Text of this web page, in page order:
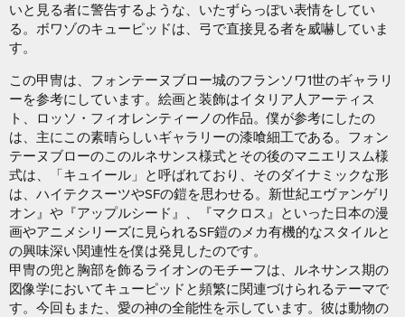
いと見る者に警告するような、いたずらっぽい表情をしてい
る。ボワゾのキューピッドは、弓で直接見る者を威嚇していま
す。
この甲冑は、フォンテーヌブロー城のフランソワ1世のギャラリ
ーを参考にしています。絵画と装飾はイタリア人アーティス
ト、ロッソ・フィオレンティーノの作品。僕が参考にしたの
は、主にこの素晴らしいギャラリーの漆喰細工である。フォン
テーヌブローのこのルネサンス様式とその後のマニエリスム様
式は、「キュイール」と呼ばれており、そのダイナミックな形
は、ハイテクスーツやSFの鎧を思わせる。新世紀エヴァンゲリ
オン』や『アップルシード』、『マクロス』といった日本の漫
画やアニメシリーズに見られるSF鎧のメカ有機的なスタイルと
の興味深い関連性を僕は発見したのです。
甲冑の兜と胸部を飾るライオンのモチーフは、ルネサンス期の
図像学においてキューピッドと頻繁に関連づけられるテーマで
す。今回もまた、愛の神の全能性を示しています。彼は動物の